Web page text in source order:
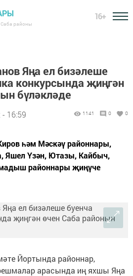
Саба районы
16+
Яңа ел бизәлеше
конкурсында җиңгән
бүләкләде
16:59 1141 0 0
һәм Мәскәү районнары,
Яшел Үзән, Ютазы, Кайбыч,
районнары җиңүче
Йортында районнар,
арасында иң яхшы Яңа